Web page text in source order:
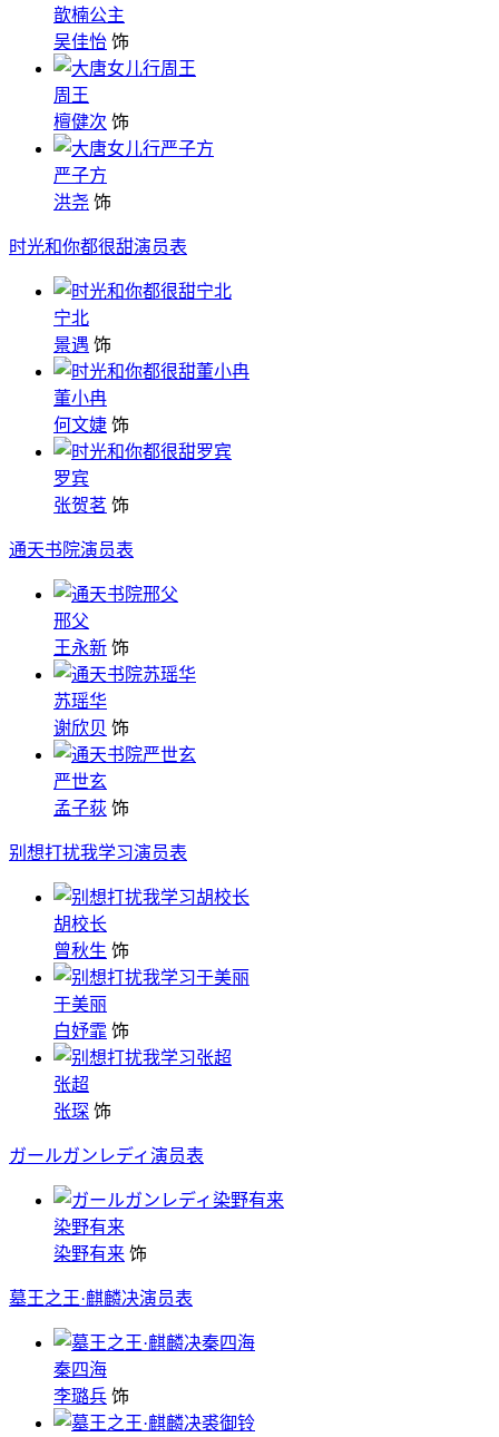
歆楠公主
吴佳怡 饰
周王
檀健次 饰
严子方
洪尧 饰
时光和你都很甜演员表
宁北
景遇 饰
董小冉
何文婕 饰
罗宾
张贺茗 饰
通天书院演员表
邢父
王永新 饰
苏瑶华
谢欣贝 饰
严世玄
孟子荻 饰
别想打扰我学习演员表
胡校长
曾秋生 饰
于美丽
白妤霏 饰
张超
张琛 饰
ガールガンレディ演员表
染野有来
染野有来 饰
墓王之王·麒麟决演员表
秦四海
李璐兵 饰